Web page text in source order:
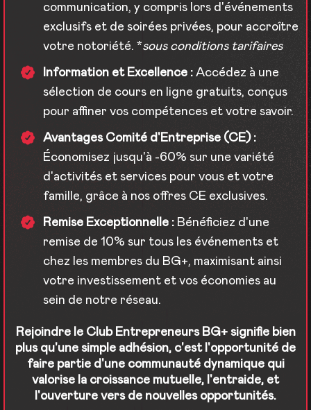
communication, y compris lors d'événements
exclusifs et de soirées privées, pour accroître
votre notoriété. *sous conditions tarifaires
Information et Excellence : Accédez à une
sélection de cours en ligne gratuits, conçus
pour affiner vos compétences et votre savoir.
Avantages Comité d'Entreprise (CE) :
Économisez jusqu'à -60% sur une variété
d'activités et services pour vous et votre
famille, grâce à nos offres CE exclusives.
Remise Exceptionnelle : Bénéficiez d'une
remise de 10% sur tous les événements et
chez les membres du BG+, maximisant ainsi
votre investissement et vos économies au
sein de notre réseau.
Rejoindre le Club Entrepreneurs BG+ signifie bien
plus qu'une simple adhésion, c'est l'opportunité de
faire partie d'une communauté dynamique qui
valorise la croissance mutuelle, l'entraide, et
l'ouverture vers de nouvelles opportunités.